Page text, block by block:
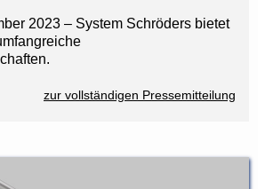
2023 – System Schröders bietet
zur vollständigen Pressemitteilung